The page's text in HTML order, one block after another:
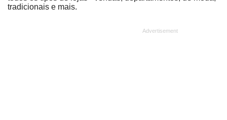
tradicionais e mais.